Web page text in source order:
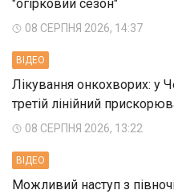
"огірковий сезон"
08 СЕРПНЯ 2026, 14:37
ВIДЕО
Лікування онкохворих: у
третій лінійний
08 СЕРПНЯ 2026, 13:22
ВIДЕО
Можливий наступ з